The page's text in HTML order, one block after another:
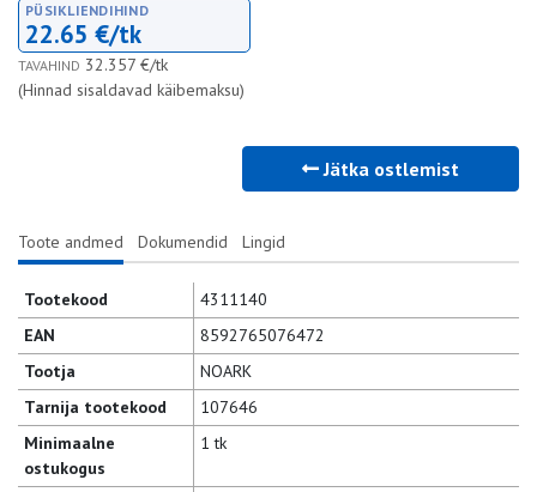
PÜSIKLIENDIHIND
22.65 €/tk
TAVAHIND 32.357 €/tk
(Hinnad sisaldavad käibemaksu)
Jätka ostlemist
Toote andmed Dokumendid Lingid
Tootekood
4311140
EAN
8592765076472
Tootja
NOARK
Tarnija tootekood
107646
Minimaalne
ostukogus
1 tk